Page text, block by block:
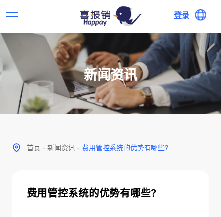
登录
新闻资讯
首页 - 新闻资讯 - 费用管控系统的优势有哪些?
费用管控系统的优势有哪些?